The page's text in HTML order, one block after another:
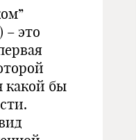
– это
какой бы